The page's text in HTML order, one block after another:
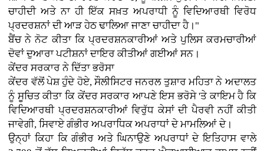
ਚਾਹੀਦੀ ਅਤੇ ਨਾ ਹੀ ਇੱਕ ਸਖ਼ਤ ਅਪਰਾਧੀ ਨੂੰ ਵਿਦਿਆਰਥੀ ਵਿਰੋਧ
ਪ੍ਰਦਰਸ਼ਨਾਂ ਦੀ ਆੜ ਹੇਠ ਢਾਲਿਆ ਜਾਣਾ ਚਾਹੀਦਾ ਹੈ।"
ਬੈਂਚ ਨੇ ਨੋਟ ਕੀਤਾ ਕਿ ਪ੍ਰਦਰਸ਼ਨਕਾਰੀਆਂ ਅਤੇ ਪੁਲਿਸ ਕਰਮਚਾਰੀਆਂ
ਦੋਵਾਂ ਦੁਆਰਾ ਪਟੀਸ਼ਨਾਂ ਦਾਇਰ ਕੀਤੀਆਂ ਗਈਆਂ ਸਨ।
ਕੇਂਦਰ ਸਰਕਾਰ ਨੇ ਦਿੱਤਾ ਭਰੋਸਾ
ਕੇਂਦਰ ਵੱਲੋਂ ਪੇਸ਼ ਹੁੰਦੇ ਹੋਏ, ਸੌਲੀਸਿਟਰ ਜਨਰਲ ਤੁਸ਼ਾਰ ਮਹਿਤਾ ਨੇ ਅਦਾਲਤ
ਨੂੰ ਸੂਚਿਤ ਕੀਤਾ ਕਿ ਕੇਂਦਰ ਸਰਕਾਰ ਆਪਣੇ ਇਸ ਭਰੋਸੇ 'ਤੇ ਕਾਇਮ ਹੈ ਕਿ
ਵਿਦਿਆਰਥੀ ਪ੍ਰਦਰਸ਼ਨਕਾਰੀਆਂ ਵਿਰੁੱਧ ਕੇਸਾਂ ਦੀ ਪੈਰਵੀ ਨਹੀਂ ਕੀਤੀ
ਜਾਵੇਗੀ, ਸਿਵਾਏ ਗੰਭੀਰ ਅਪਰਾਧਿਕ ਅਪਰਾਧਾਂ ਦੇ ਮਾਮਲਿਆਂ ਦੇ।
ਉਨ੍ਹਾਂ ਕਿਹਾ ਕਿ ਗੰਭੀਰ ਅਤੇ ਘਿਨਾਉਣੇ ਅਪਰਾਧਾਂ ਦੇ ਇਤਿਹਾਸ ਵਾਲੇ